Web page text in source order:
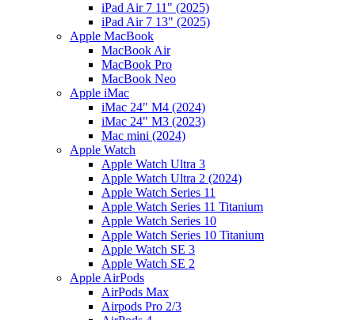
iPad Air 7 11" (2025)
iPad Air 7 13" (2025)
Apple MacBook
MacBook Air
MacBook Pro
MacBook Neo
Apple iMac
iMac 24" M4 (2024)
iMac 24" M3 (2023)
Mac mini (2024)
Apple Watch
Apple Watch Ultra 3
Apple Watch Ultra 2 (2024)
Apple Watch Series 11
Apple Watch Series 11 Titanium
Apple Watch Series 10
Apple Watch Series 10 Titanium
Apple Watch SE 3
Apple Watch SE 2
Apple AirPods
AirPods Max
Airpods Pro 2/3